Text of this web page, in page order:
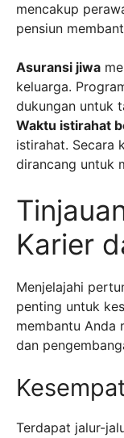
mencakup
pensiun
Asuransi jiwa
keluarga.
dukungan untuk
Waktu istirahat
istirahat. Secara
dirancang untuk
Karier
Menjelajahi
penting untuk
membantu Anda
dan
Terdapat jalur-